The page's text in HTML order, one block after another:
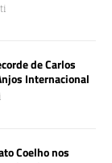
de Carlos
Internacional
Coelho nos